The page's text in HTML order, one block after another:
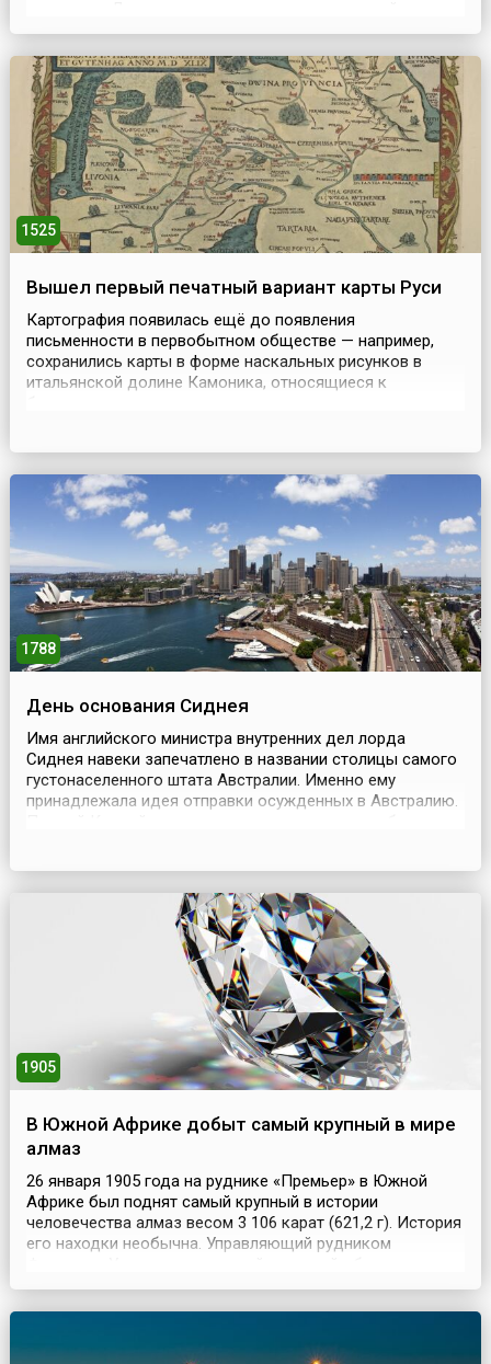
относящихся к современной Бразилии, принадлежат
испанскому мореплавателю, исследователю и
конкистадору. ...
1525
Вышел первый печатный вариант карты Руси
Картография появилась ещё до появления
письменности в первобытном обществе — например,
сохранились карты в форме наскальных рисунков в
итальянской долине Камоника, относящиеся к
и учебник по составлению...
1788
День основания Сиднея
Имя английского министра внутренних дел лорда
Сиднея навеки запечатлено в названии столицы самого
густонаселенного штата Австралии. Именно ему
принадлежала идея отправки осужденных в Австралию.
1905
В Южной Африке добыт самый крупный в мире
алмаз
26 января 1905 года на руднике «Премьер» в Южной
Африке был поднят самый крупный в истории
человечества алмаз весом 3 106 карат (621,2 г). История
его находки необычна. Управляющий рудником
заметил яркий блеск и сверкание, исходившие из точки